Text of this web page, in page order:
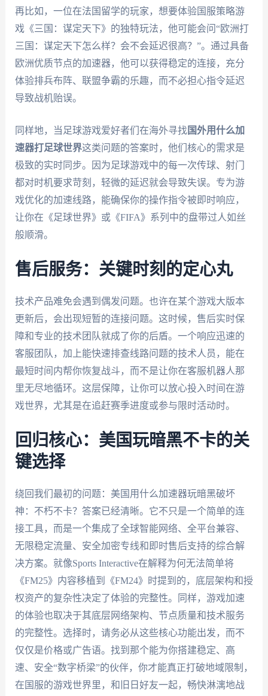
再比如，一位在法国留学的玩家，想要体验国服策略游
戏《三国：谋定天下》的独特玩法，他可能会问“欧洲打
三国：谋定天下怎么样？会不会延迟很高？”。通过具备
欧洲优质节点的加速器，他可以获得稳定的连接，充分
体验排兵布阵、联盟争霸的乐趣，而不必担心指令延迟
导致战机贻误。
同样地，当足球游戏爱好者们在海外寻找国外用什么加
速器打足球世界这类问题的答案时，他们核心的需求是
极致的实时同步。因为足球游戏中的每一次传球、射门
都对时机要求苛刻，轻微的延迟就会导致失误。专为游
戏优化的加速线路，能确保你的操作指令被即时响应，
让你在《足球世界》或《FIFA》系列中的盘带过人如丝
般顺滑。
售后服务：关键时刻的定心丸
技术产品难免会遇到偶发问题。也许在某个游戏大版本
更新后，会出现短暂的连接问题。这时候，售后实时保
障和专业的技术团队就成了你的后盾。一个响应迅速的
客服团队，加上能快速排查线路问题的技术人员，能在
最短时间内帮你恢复战斗，而不是让你在客服机器人那
里无尽地循环。这层保障，让你可以放心投入时间在游
戏世界，尤其是在追赶赛季进度或参与限时活动时。
回归核心：美国玩暗黑不卡的关
键选择
绕回我们最初的问题：美国用什么加速器玩暗黑破坏
神：不朽不卡？答案已经清晰。它不只是一个简单的连
接工具，而是一个集成了全球智能网络、全平台兼容、
无限稳定流量、安全加密专线和即时售后支持的综合解
决方案。就像Sports Interactive在解释为何无法简单将
《FM25》内容移植到《FM24》时提到的，底层架构和授
权资产的复杂性决定了体验的完整性。同样，游戏加速
的体验也取决于其底层网络架构、节点质量和技术服务
的完整性。选择时，请务必从这些核心功能出发，而不
仅仅是价格或广告语。找到那个能为你搭建稳定、高
速、安全“数字桥梁”的伙伴，你才能真正打破地域限制，
在国服的游戏世界里，和旧日好友一起，畅快淋漓地战